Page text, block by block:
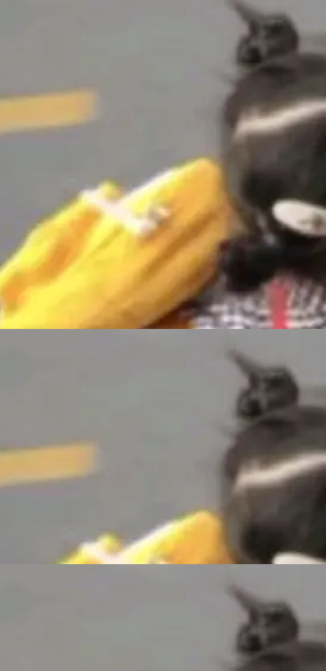
实环境中——调用工
、处理错误、完成闭
还仅以 8B-MoT 的轻
更精细的真实质感、
迭代编辑。 相比 U
下方向上带来了显著
； 更精细的局部纹
更准确的中英文文字
定的图...
用来检查 Ubuntu
。 Canonical 工程师
说得很直白：「hwc
，它和它的依赖项都
在其他发行版上。」
为零。既然只有 Ub
打包就没什么可纠结
路径 hwctl 是 rust-
，命令行工具负责查
来 Anthropic
之间来回跳，中间只
周刚宣布因健康原因
，说自己作为联合
几天后，The Inform
，负责递归自我
Machines 过
司。六月，Google
去了 Op...
含多项改进。官方更
更新内容如下： 扩
transpose_cuda
Converter (vf_frc
元数据支持和直
硬件加速器 AP
Flash did 8T
of free usage + 3T
次浏览，连带着 #
亿# 上了微博热搜——
的消耗。 OpenCode
，这是 NetBSD 操
。 自 NetBSD 10.1